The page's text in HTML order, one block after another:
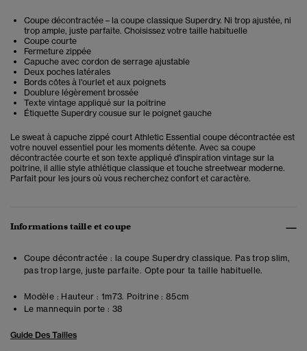
Coupe décontractée – la coupe classique Superdry. Ni trop ajustée, ni
trop ample, juste parfaite. Choisissez votre taille habituelle
Coupe courte
Fermeture zippée
Capuche avec cordon de serrage ajustable
Deux poches latérales
Bords côtes à l'ourlet et aux poignets
Doublure légèrement brossée
Texte vintage appliqué sur la poitrine
Étiquette Superdry cousue sur le poignet gauche
Le sweat à capuche zippé court Athletic Essential coupe décontractée est
votre nouvel essentiel pour les moments détente. Avec sa coupe
décontractée courte et son texte appliqué d'inspiration vintage sur la
poitrine, il allie style athlétique classique et touche streetwear moderne.
Parfait pour les jours où vous recherchez confort et caractère.
Informations taille et coupe
Coupe décontractée : la coupe Superdry classique. Pas trop slim,
pas trop large, juste parfaite. Opte pour ta taille habituelle.
Modèle : Hauteur : 1m73. Poitrine : 85cm
Le mannequin porte : 38
Guide Des Tailles